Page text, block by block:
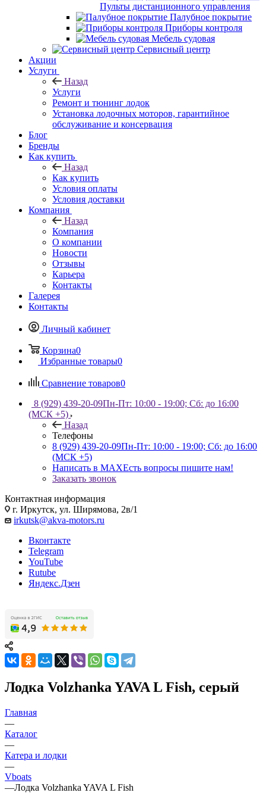
Пульты дистанционного управления
Палубное покрытие
Приборы контроля
Мебель судовая
Сервисный центр
Акции
Услуги
Назад
Услуги
Ремонт и тюнинг лодок
Установка лодочных моторов, гарантийное
обслуживание и консервация
Блог
Бренды
Как купить
Назад
Как купить
Условия оплаты
Условия доставки
Компания
Назад
Компания
О компании
Новости
Отзывы
Карьера
Контакты
Галерея
Контакты
Личный кабинет
Корзина0
Избранные товары0
Сравнение товаров0
8 (929) 439-20-09Пн-Пт: 10:00 - 19:00; Сб: до 16:00
(МСК +5)
Назад
Телефоны
8 (929) 439-20-09Пн-Пт: 10:00 - 19:00; Сб: до 16:00
(МСК +5)
Написать в MAXЕсть вопросы пишите нам!
Заказать звонок
Контактная информация
г. Иркутск, ул. Ширямова, 2в/1
irkutsk@akva-motors.ru
Вконтакте
Telegram
YouTube
Rutube
Яндекс.Дзен
Лодка Volzhanka YAVA L Fish, серый
Главная
—
Каталог
—
Катера и лодки
—
Vboats
—Лодка Volzhanka YAVA L Fish